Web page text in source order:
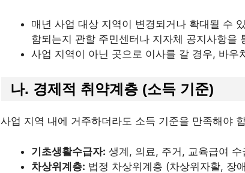
매년 사업 대상 지역이 변경되거나 확대될 수
함되는지 관할 주민센터나 지자체 공지사항을
사업 지역이 아닌 곳으로 이사를 갈 경우, 바
나. 경제적 취약계층 (소득 기준)
사업 지역 내에 거주하더라도 소득 기준을 만족해야
기초생활수급자: 생계, 의료, 주거, 교육급여 수
차상위계층: 법정 차상위계층 (차상위자활, 장